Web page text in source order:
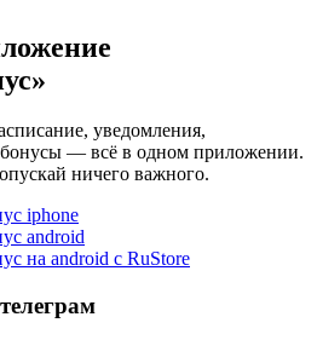
уведомления,
— всё в одном приложении.
ничего важного.